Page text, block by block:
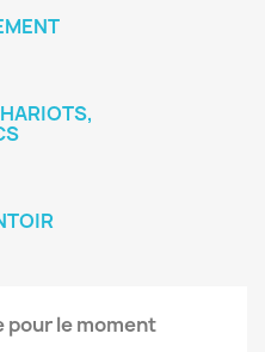
le moment